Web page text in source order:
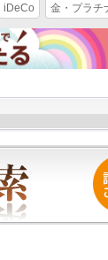
iDeCo 金・プラチ